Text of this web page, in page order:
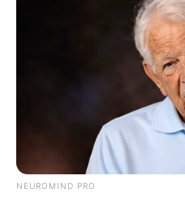
NEUROMIND PRO